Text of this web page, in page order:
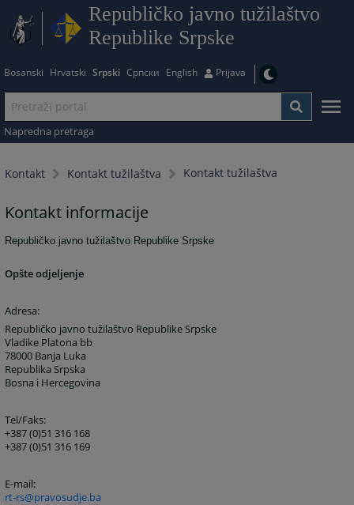
Republičko javno tužilaštvo
Republike Srpske
Bosanski Hrvatski Srpski Српски English Prijava
Napredna pretraga
Kontakt Kontakt tužilaštva Kontakt tužilaštva
Kontakt informacije
Republičko javno tužilaštvo Republike Srpske
Opšte odjeljenje
Adresa:
Republičko javno tužilaštvo Republike Srpske
Vladike Platona bb
78000 Banja Luka
Republika Srpska
Bosna i Hercegovina
Tel/Faks:
+387 (0)51 316 168
+387 (0)51 316 169
E-mail:
rt-rs@pravosudje.ba